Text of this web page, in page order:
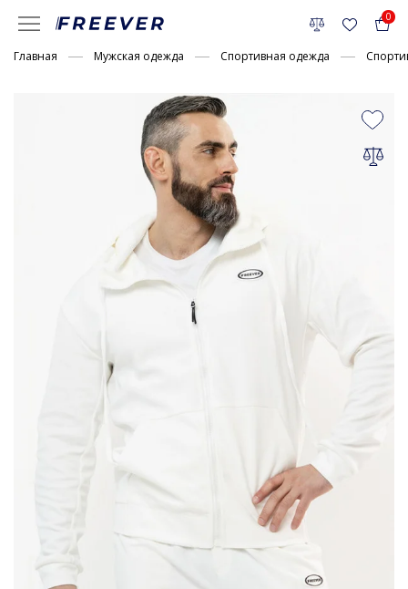
0
Главная Мужская одежда Спортивная одежда